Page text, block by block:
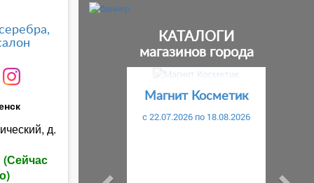
д.
(Сейчас
КАТАЛОГИ
магазинов города
Магнит Косметик
c 22.07.2026 по 18.08.2026
Предыдущий